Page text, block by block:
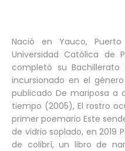
Nació en Yauco,
Universidad Católica de
completó su Bachillerato
incursionado en el
publicado De mariposa a
tiempo (2005), El rostro
primer poemario Este
de vidrio soplado, en 2019
de colibrí, un libro de